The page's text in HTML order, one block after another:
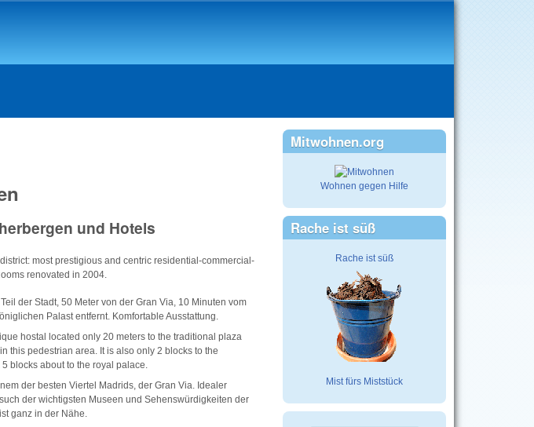
und Hotels
most prestigious and centric residential-commercial-
renovated in 2004.
der Stadt, 50 Meter von der Gran Via, 10 Minuten vom
Palast entfernt. Komfortable Ausstattung.
hostal located only 20 meters to the traditional plaza
this pedestrian area. It is also only 2 blocks to the
blocks about to the royal palace.
der besten Viertel Madrids, der Gran Via. Idealer
der wichtigsten Museen und Sehenswürdigkeiten der
ganz in der Nähe.
Mitwohnen.org
Wohnen gegen Hilfe
Rache ist süß
Rache ist süß
Mist fürs Miststück